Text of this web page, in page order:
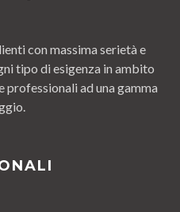
con massima serietà e
tipo di esigenza in ambito
professionali ad una gamma